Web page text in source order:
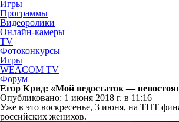
Игры
Программы
Видеоролики
Онлайн-камеры
TV
Фотоконкурсы
Игры
WEACOM TV
Форум
Егор Крид: «Мой недостаток —
Опубликовано: 1 июня 2018 г. в 11:16
Уже в это воскресенье, 3 июня, на ТНТ
российских женихов.